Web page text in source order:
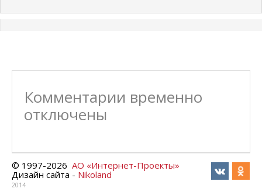
Комментарии временно
отключены
© 1997-2026 АО «Интернет-Проекты»
Дизайн сайта - Nikoland
2014